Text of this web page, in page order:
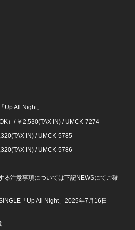
Up All Night」
）/ ￥2,530(TAX IN) / UMCK-7274
IN) / UMCK-5785
IN) / UMCK-5786
る注意事項については下記NEWSにてご確
「Up All Night」2025年7月16日